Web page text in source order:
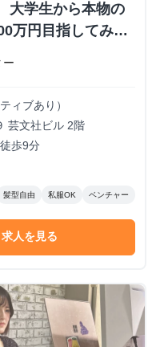
大学生から本物の
万円目指してみま
#学歴不問 #未経験
ールスセンター
ー
ィブあり）
芸文社ビル 2階
歩9分
髪型自由 私服OK ベンチャー
求人を見る